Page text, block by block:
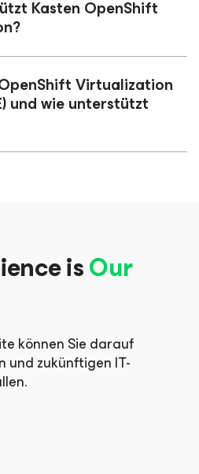
Kasten OpenShift
Virtualization
und wie unterstützt
isOur
können Sie darauf
und zukünftigen IT-